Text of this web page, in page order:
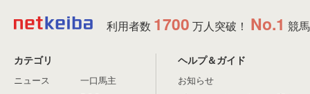
利用者数 1700 万人突破！ No.1 競
カテゴリ
ニュース
一口馬主
ヘルプ＆ガイド
お知らせ